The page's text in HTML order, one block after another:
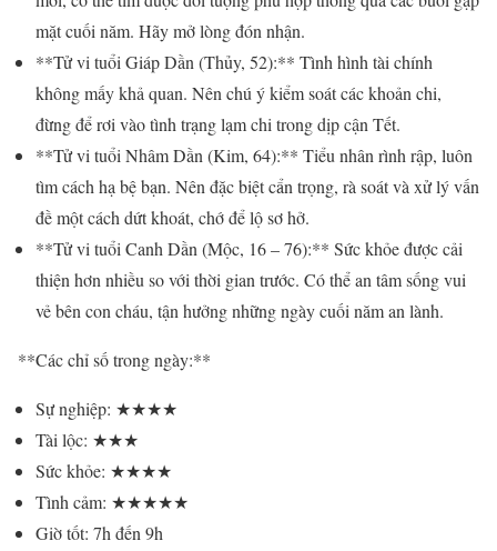
mặt cuối năm. Hãy mở lòng đón nhận.
**Tử vi tuổi Giáp Dần (Thủy, 52):** Tình hình tài chính
không mấy khả quan. Nên chú ý kiểm soát các khoản chi,
đừng để rơi vào tình trạng lạm chi trong dịp cận Tết.
**Tử vi tuổi Nhâm Dần (Kim, 64):** Tiểu nhân rình rập, luôn
tìm cách hạ bệ bạn. Nên đặc biệt cẩn trọng, rà soát và xử lý vấn
đề một cách dứt khoát, chớ để lộ sơ hở.
**Tử vi tuổi Canh Dần (Mộc, 16 – 76):** Sức khỏe được cải
thiện hơn nhiều so với thời gian trước. Có thể an tâm sống vui
vẻ bên con cháu, tận hưởng những ngày cuối năm an lành.
**Các chỉ số trong ngày:**
Sự nghiệp: ★★★★
Tài lộc: ★★★
Sức khỏe: ★★★★
Tình cảm: ★★★★★
Giờ tốt: 7h đến 9h